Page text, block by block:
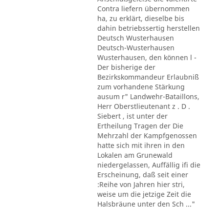
Contra liefern übernommen
ha, zu erklärt, dieselbe bis
dahin betriebssertig herstellen
Deutsch Wusterhausen
Deutsch-Wusterhausen
Wusterhausen, den können l -
Der bisherige der
Bezirkskommandeur Erlaubniß
zum vorhandene Stärkung
ausum r" Landwehr-Bataillons,
Herr Oberstlieutenant z . D .
Siebert , ist unter der
Ertheilung Tragen der Die
Mehrzahl der Kampfgenossen
hatte sich mit ihren in den
Lokalen am Grunewald
niedergelassen, Auffällig ifi die
Erscheinung, daß seit einer
:Reihe von Jahren hier stri,
weise um die jetzige Zeit die
Halsbräune unter den Sch ..."